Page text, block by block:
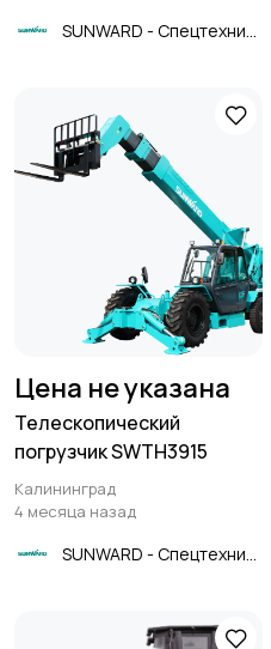
Цена не указана
Телескопический
погрузчик SWTH3915
Калининград
4 месяца назад